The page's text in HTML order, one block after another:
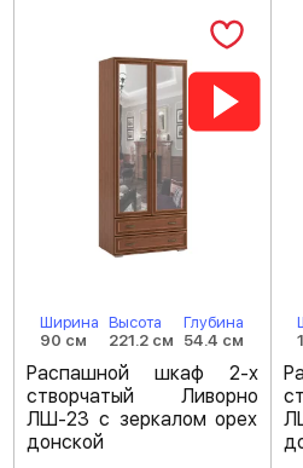
Ширина
90 см
Высота
221.2 см
Глубина
54.4 см
Распашной шкаф 2-х
створчатый Ливорно
ЛШ-23 с зеркалом орех
донской